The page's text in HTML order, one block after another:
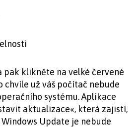
pak klikněte na velké červené
už váš počítač nebude
systému. Aplikace
aktualizace«, která zajistí,
Update je nebude